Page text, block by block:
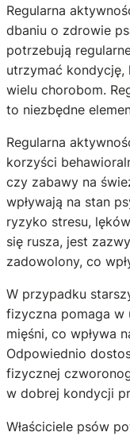
Regularna
dbaniu o zdrowie
potrzebują
utrzymać
wielu chorobom.
to niezbędne
Regularna
korzyści
czy zabawy na
wpływają na stan
ryzyko stresu,
się rusza, jest
zadowolony, co
W przypadku
fizyczna pomaga w
mięśni, co wpływa
Odpowiednio
fizycznej
w dobrej kondycji
Właściciele psów